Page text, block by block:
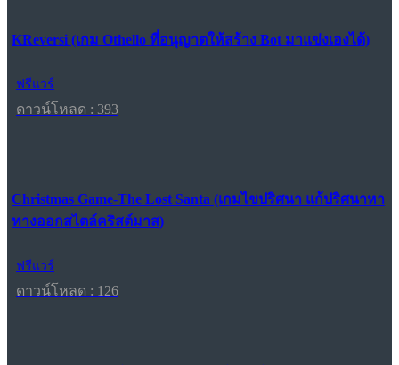
KReversi (เกม Othello ที่อนุญาตให้สร้าง Bot มาแข่งเองได้)
ฟรีแวร์
ดาวน์โหลด : 393
Christmas Game-The Lost Santa (เกมไขปริศนา แก้ปริศนาหา
ทางออกสไตล์คริสต์มาส)
ฟรีแวร์
ดาวน์โหลด : 126